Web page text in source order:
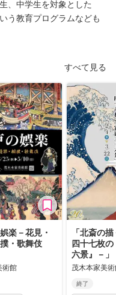
、中学生を対象とした
う教育プログラムなども
すべて見る
楽－花見・
・歌舞伎
術館
「北斎の
四十七枚
六景』－」
茂木本家美
終了